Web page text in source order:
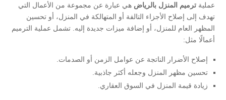
عملية ترميم المنزل بالرياض هي عبارة عن مجموعة من الأعمال التي
تهدف إلى إصلاح الأجزاء التالفة أو المتهالكة في المنزل، أو تحسين
المظهر العام للمنزل، أو إضافة ميزات جديدة إليه. تشمل عملية الترميم
أعمالًا مثل:
إصلاح الأضرار الناتجة عن عوامل الزمن أو الصدمات.
تحسين مظهر المنزل وجعله أكثر جاذبية.
زيادة قيمة المنزل في السوق العقاري.